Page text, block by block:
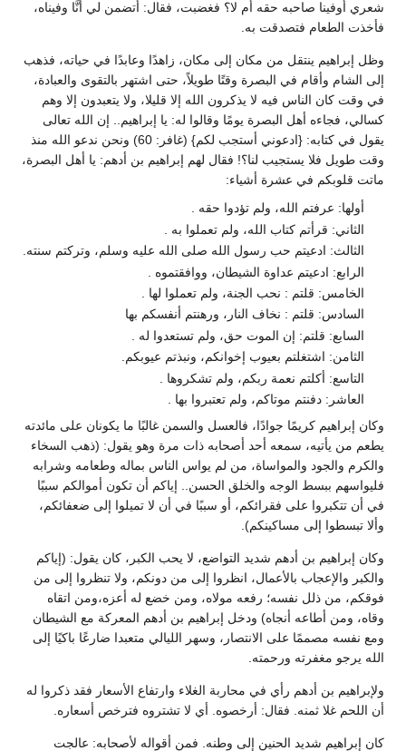
شعري أوفينا صاحبه حقه أم لا؟ فغضبت، فقال: أتضمن لي أنَّا وفيناه،
فأخذت الطعام فتصدقت به.
وظل إبراهيم ينتقل من مكان إلى مكان، زاهدًا وعابدًا في حياته، فذهب
إلى الشام وأقام في البصرة وقتًا طويلاً، حتى اشتهر بالتقوى والعبادة،
في وقت كان الناس فيه لا يذكرون الله إلا قليلا، ولا يتعبدون إلا وهم
كسالي، فجاءه أهل البصرة يومًا وقالوا له: يا إبراهيم.. إن الله تعالى
يقول في كتابه: {ادعوني أستجب لكم} (غافر: 60) ونحن ندعو الله منذ
وقت طويل فلا يستجيب لنا؟! فقال لهم إبراهيم بن أدهم: يا أهل البصرة،
ماتت قلوبكم في عشرة أشياء:
أولها: عرفتم الله، ولم تؤدوا حقه .
الثاني: قرأتم كتاب الله، ولم تعملوا به .
الثالث: ادعيتم حب رسول الله صلى الله عليه وسلم، وتركتم سنته.
الرابع: ادعيتم عداوة الشيطان، ووافقتموه .
الخامس: قلتم : نحب الجنة، ولم تعملوا لها .
السادس: قلتم : نخاف النار، ورهنتم أنفسكم بها
السابع: قلتم: إن الموت حق، ولم تستعدوا له .
الثامن: اشتغلتم بعيوب إخوانكم، ونبذتم عيوبكم.
التاسع: أكلتم نعمة ربكم، ولم تشكروها .
العاشر: دفنتم موتاكم، ولم تعتبروا بها .
وكان إبراهيم كريمًا جوادًا، فالعسل والسمن غالبًا ما يكونان على مائدته
يطعم من يأتيه، سمعه أحد أصحابه ذات مرة وهو يقول: (ذهب السخاء
والكرم والجود والمواساة، من لم يواس الناس بماله وطعامه وشرابه
فليواسهم ببسط الوجه والخلق الحسن.. إياكم أن تكون أموالكم سببًا
في أن تتكبروا على فقرائكم، أو سببًا في أن لا تميلوا إلى ضعفائكم،
وألا تبسطوا إلى مساكينكم).
وكان إبراهيم بن أدهم شديد التواضع، لا يحب الكبر، كان يقول: (إياكم
والكبر والإعجاب بالأعمال، انظروا إلى من دونكم، ولا تنظروا إلى من
فوقكم، من ذلل نفسه؛ رفعه مولاه، ومن خضع له أعزه،ومن اتقاه
وقاه، ومن أطاعه أنجاه) ودخل إبراهيم بن أدهم المعركة مع الشيطان
ومع نفسه مصممًا على الانتصار، وسهر الليالي متعبدا ضارعًا باكيًا إلى
الله يرجو مغفرته ورحمته.
ولإبراهيم بن أدهم رأي في محاربة الغلاء وارتفاع الأسعار فقد ذكروا له
أن اللحم غلا ثمنه. فقال: أرخصوه. أي لا تشتروه فترخص أسعاره.
كان إبراهيم شديد الحنين إلى وطنه. فمن أقواله لأصحابه: عالجت